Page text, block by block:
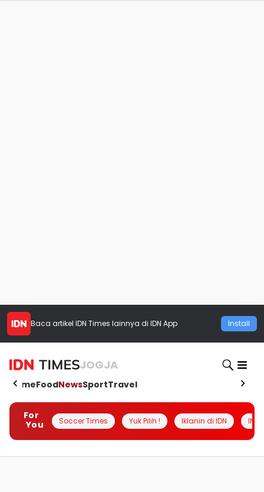
Baca artikel IDN Times lainnya di IDN App Install
JOGJA
HomeFoodNewsSportTravel
For
You
Soccer Times Yuk Pilih ! Iklanin di IDN